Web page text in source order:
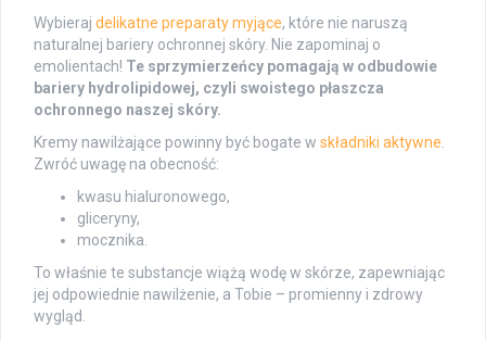
Wybieraj delikatne preparaty myjące, które nie naruszą
naturalnej bariery ochronnej skóry. Nie zapominaj o
emolientach! Te sprzymierzeńcy pomagają w odbudowie
bariery hydrolipidowej, czyli swoistego płaszcza
ochronnego naszej skóry.
Kremy nawilżające powinny być bogate w składniki aktywne
Zwróć uwagę na obecność:
kwasu hialuronowego,
gliceryny,
mocznika.
To właśnie te substancje wiążą wodę w skórze, zapewniając
jej odpowiednie nawilżenie, a Tobie – promienny i zdrowy
wygląd.